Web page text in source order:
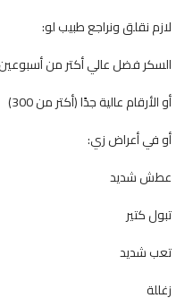
لازم نقلق ونراجع طبيب لو:
السكر فضل عالي أكتر من
أو الأرقام عالية جدًا (أكتر من 300)
أو في أعراض زي:
عطش شديد
تبول كتير
تعب شديد
زغللة